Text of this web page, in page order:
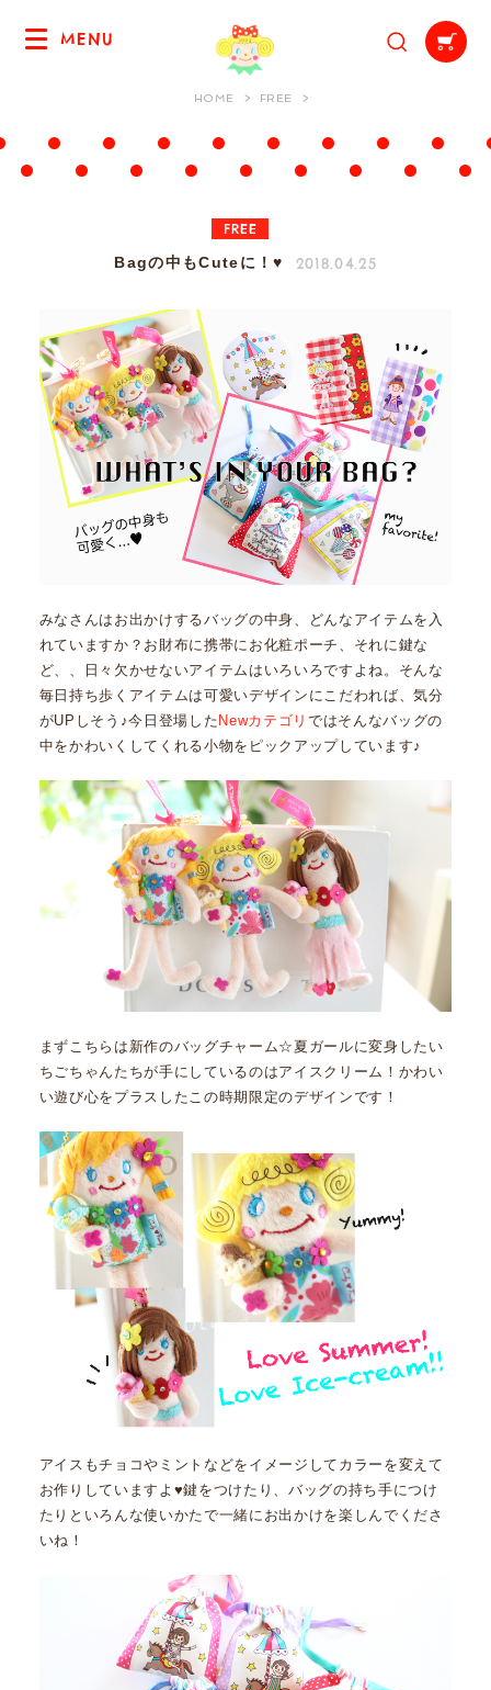
MENU
HOME FREE
FREE
Bagの中もCuteに！♥ 2018.04.25
みなさんはお出かけするバッグの中身、どんなアイテムを入
れていますか？お財布に携帯にお化粧ポーチ、それに鍵な
ど、、日々欠かせないアイテムはいろいろですよね。そんな
毎日持ち歩くアイテムは可愛いデザインにこだわれば、気分
がUPしそう♪今日登場した Newカテゴリ ではそんなバッグの
中をかわいくしてくれる小物をピックアップしています♪
まずこちらは新作のバッグチャーム☆夏ガールに変身したい
ちごちゃんたちが手にしているのはアイスクリーム！かわい
い遊び心をプラスしたこの時期限定のデザインです！
アイスもチョコやミントなどをイメージしてカラーを変えて
お作りしていますよ♥鍵をつけたり、バッグの持ち手につけ
たりといろんな使いかたで一緒にお出かけを楽しんでくださ
いね！